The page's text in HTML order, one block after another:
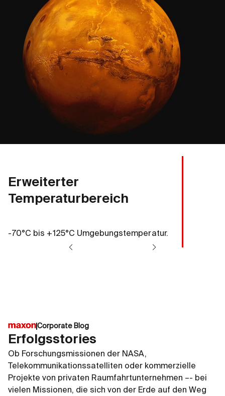
Erweiterter
Temperaturbereich
-70°C bis +125°C Umgebungstemperatur.
Corporate Blog
Erfolgsstories
Ob Forschungsmissionen der NASA,
Telekommunikationssatelliten oder kommerzielle
Projekte von privaten Raumfahrtunternehmen –- bei
vielen Missionen, die sich von der Erde auf den Weg